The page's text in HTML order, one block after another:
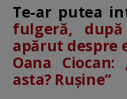
Te-ar putea
fulgeră,
apărut despre
Oana
asta? Rușine”